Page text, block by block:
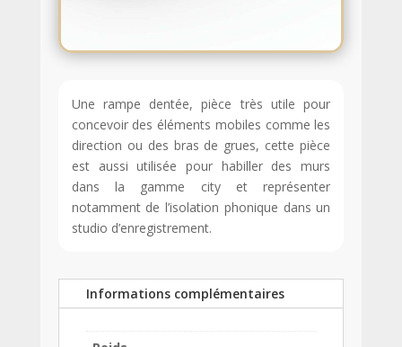
Une rampe dentée, pièce très utile pour
concevoir des éléments mobiles comme les
direction ou des bras de grues, cette pièce
est aussi utilisée pour habiller des murs
dans la gamme city et représenter
notamment de l’isolation phonique dans un
studio d’enregistrement.
Informations complémentaires